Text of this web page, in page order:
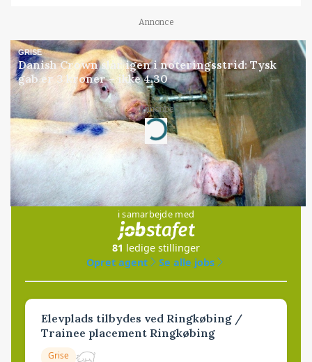
Annonce
GRISE
Danish Crown slår igen i noteringsstrid: Tysk
gab er 3 kroner – ikke 4,30
Annonce
Loading...
Jobs
i samarbejde med
81 ledige stillinger
Opret agent
Se alle jobs
Elevplads tilbydes ved Ringkøbing /
Trainee placement Ringkøbing
Grise